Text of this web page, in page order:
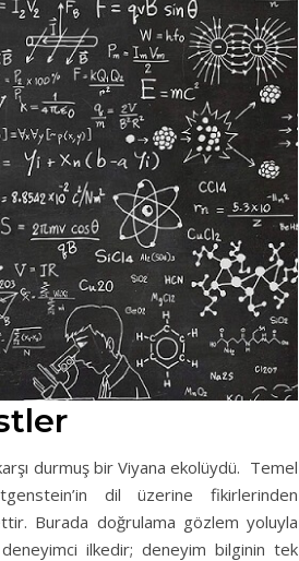
durmuş bir Viyana ekolüydü. Temel
dil üzerine fikirlerinden
Burada doğrulama gözlem yoluyla
deneyimci ilkedir; deneyim bilginin tek